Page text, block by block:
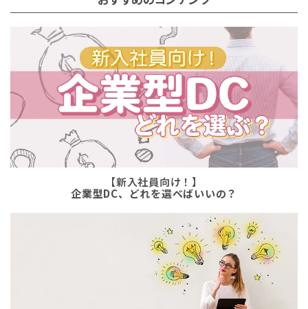
【新入社員向け！】
企業型DC、どれを選べばいいの？